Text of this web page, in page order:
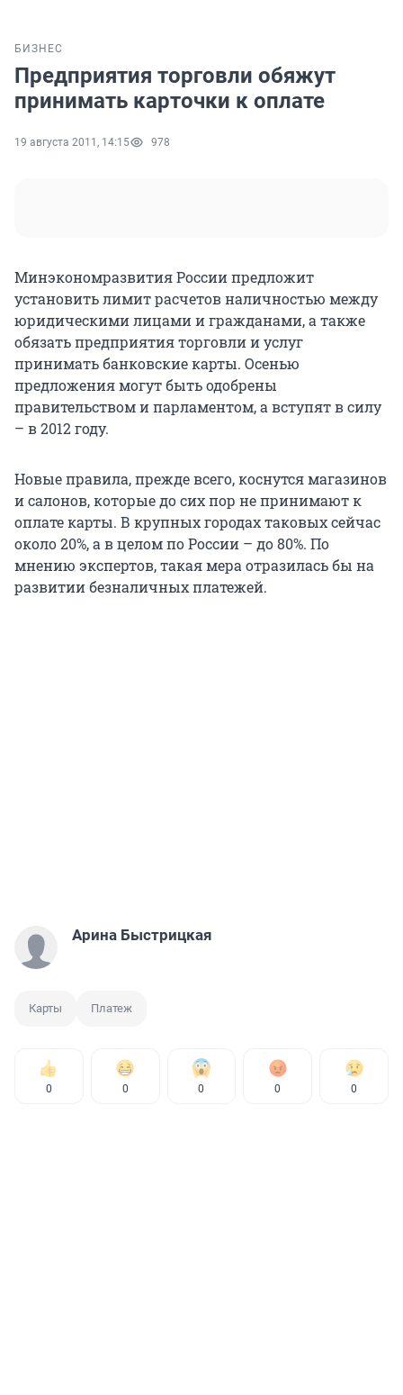
БИЗНЕС
Предприятия торговли обяжут
принимать карточки к оплате
19 августа 2011, 14:15 978
Минэкономразвития России предложит
установить лимит расчетов наличностью между
юридическими лицами и гражданами, а также
обязать предприятия торговли и услуг
принимать банковские карты. Осенью
предложения могут быть одобрены
правительством и парламентом, а вступят в силу
– в 2012 году.
Новые правила, прежде всего, коснутся магазинов
и салонов, которые до сих пор не принимают к
оплате карты. В крупных городах таковых сейчас
около 20%, а в целом по России – до 80%. По
мнению экспертов, такая мера отразилась бы на
развитии безналичных платежей.
Арина Быстрицкая
Карты Платеж
0 0 0 0 0